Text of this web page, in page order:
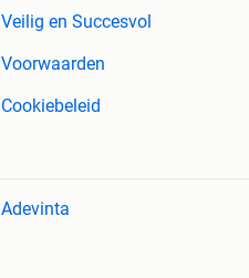
Veilig en Succesvol
Voorwaarden
Cookiebeleid
Adevinta